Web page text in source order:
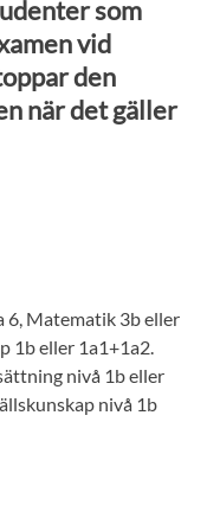
som
vid
den
när det gäller
6, Matematik 3b eller
1b eller 1a1+1a2.
nivå 1b eller
nivå 1b